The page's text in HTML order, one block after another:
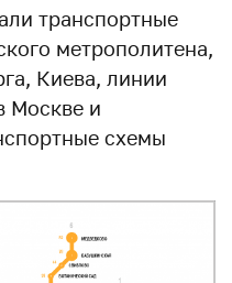
транспортные
метрополитена,
Киева, линии
Москве и
схемы